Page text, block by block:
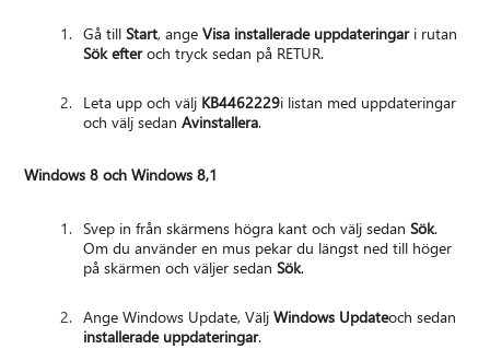
Gå tillStart, angeVisa installerade uppdateringari rutan
Sök efteroch tryck sedan på RETUR.
Leta upp och välj KB4462229i listan med uppdateringar
och välj sedanAvinstallera.
Windows 8 och Windows 8,1
Svep in från skärmens högra kant och välj sedanSök.
Om du använder en mus pekar du längst ned till höger
på skärmen och väljer sedanSök.
Ange Windows Update, VäljWindows Updateoch sedan
installerade uppdateringar.